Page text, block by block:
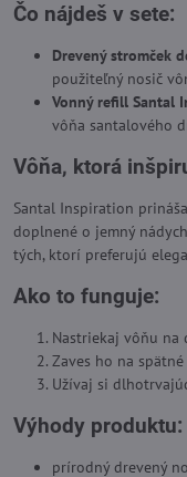
Čo nájdeš v sete:
Drevený stromček
použiteľný nosič
Vonný refill Santal
vôňa santalového
Vôňa, ktorá
Santal Inspiration
doplnené o jemný
tých, ktorí preferujú
Ako to funguje:
Nastriekaj vôňu na
Zaves ho na
Užívaj si
Výhody produktu:
prírodný drevený